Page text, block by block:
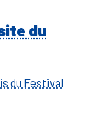
du
du Festival